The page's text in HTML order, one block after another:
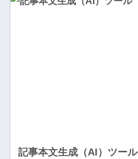
記事本文生成（AI）ツール